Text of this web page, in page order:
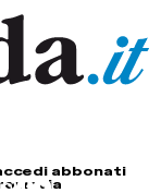
abbonati